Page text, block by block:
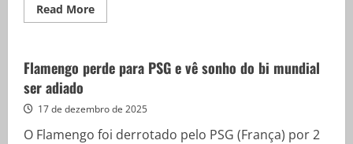
Read MoreRead
more
que
combate
pode
pandemias
Flamengo perde para PSG e vê sonho do bi mundial
ser adiado
17 de dezembro de 2025
O Flamengo foi derrotado pelo PSG (França) por 2